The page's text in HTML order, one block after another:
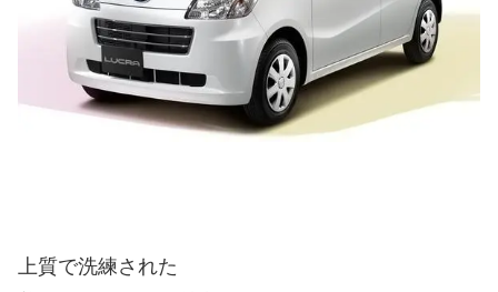
上質で洗練された